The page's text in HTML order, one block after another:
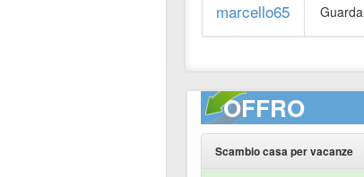
marcello65 Guarda
OFFRO
Scambio casa per vacanze